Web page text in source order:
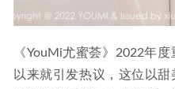
《YouMi尤蜜荟》2022年
以来就引发热议，这位以